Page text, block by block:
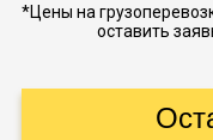
*Цены на
оставить